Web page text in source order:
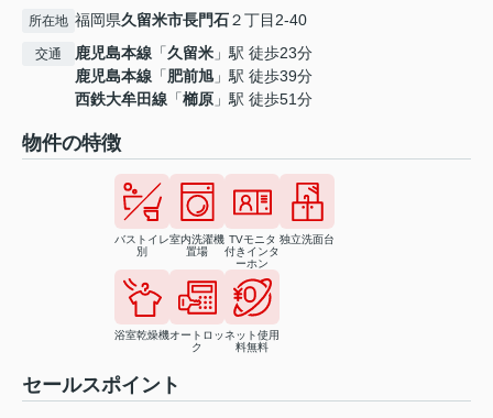
所在地 福岡県久留米市長門石２丁目2-40
交通 鹿児島本線 「久留米 」駅 徒歩23分
鹿児島本線 「肥前旭 」駅 徒歩39分
西鉄大牟田線 「櫛原 」駅 徒歩51分
物件の特徴
バストイレ
別
室内洗濯機
置場
TVモニタ
付きインタ
ーホン
独立洗面台
浴室乾燥機オートロッ
ク
ネット使用
料無料
セールスポイント